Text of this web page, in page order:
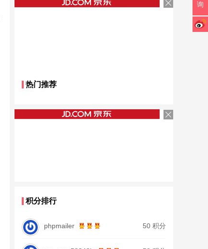
热门推荐
积分排行
phpmailer 50 积分
询